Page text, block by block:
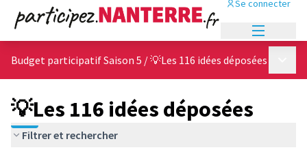
Se connecter
Budget participatif Saison 5 /💡Les 116 idées déposées
💡Les 116 idées déposées
Filtrer et rechercher